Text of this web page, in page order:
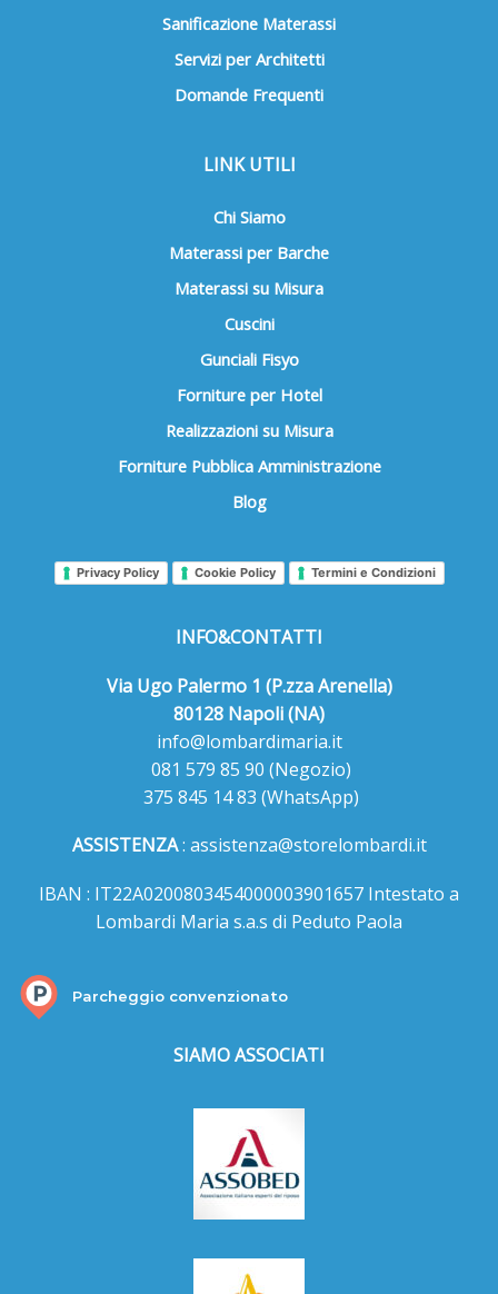
Sanificazione Materassi
Servizi per Architetti
Domande Frequenti
LINK UTILI
Chi Siamo
Materassi per Barche
Materassi su Misura
Cuscini
Gunciali Fisyo
Forniture per Hotel
Realizzazioni su Misura
Forniture Pubblica Amministrazione
Blog
Privacy Policy Cookie Policy Termini e Condizioni
INFO&CONTATTI
Via Ugo Palermo 1 (P.zza Arenella)
80128 Napoli (NA)
info@lombardimaria.it
081 579 85 90 (Negozio)
375 845 14 83 (WhatsApp)
ASSISTENZA: assistenza@storelombardi.it
IBAN : IT22A0200803454000003901657 Intestato a
Lombardi Maria s.a.s di Peduto Paola
Parcheggio convenzionato
SIAMO ASSOCIATI